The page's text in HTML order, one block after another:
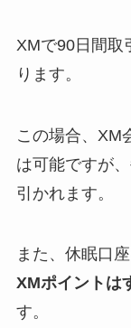
XMで90日間取
ります。
この場合、XM
は可能ですが
引かれます。
また、休眠口
XMポイントは
す。